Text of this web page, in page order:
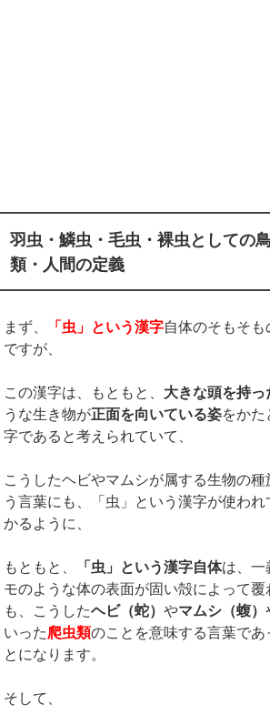
羽虫・鱗虫・毛虫・裸虫としての
類・人間の定義
まず、 「虫」という漢字自体のそもそも
ですが、
この漢字は、もともと、 大きな頭を持
うな生き物が正面を向いている姿をかた
字であると考えられていて、
こうしたヘビやマムシが属する生物の種
う言葉にも、「虫」という漢字が使わ
かるように、
もともと、 「虫」という漢字自体は、一
モのような体の表面が固い殻によって覆
も、こうしたヘビ（蛇）やマムシ（蝮）
いった爬虫類のことを意味する言葉であ
とになります。
そして、